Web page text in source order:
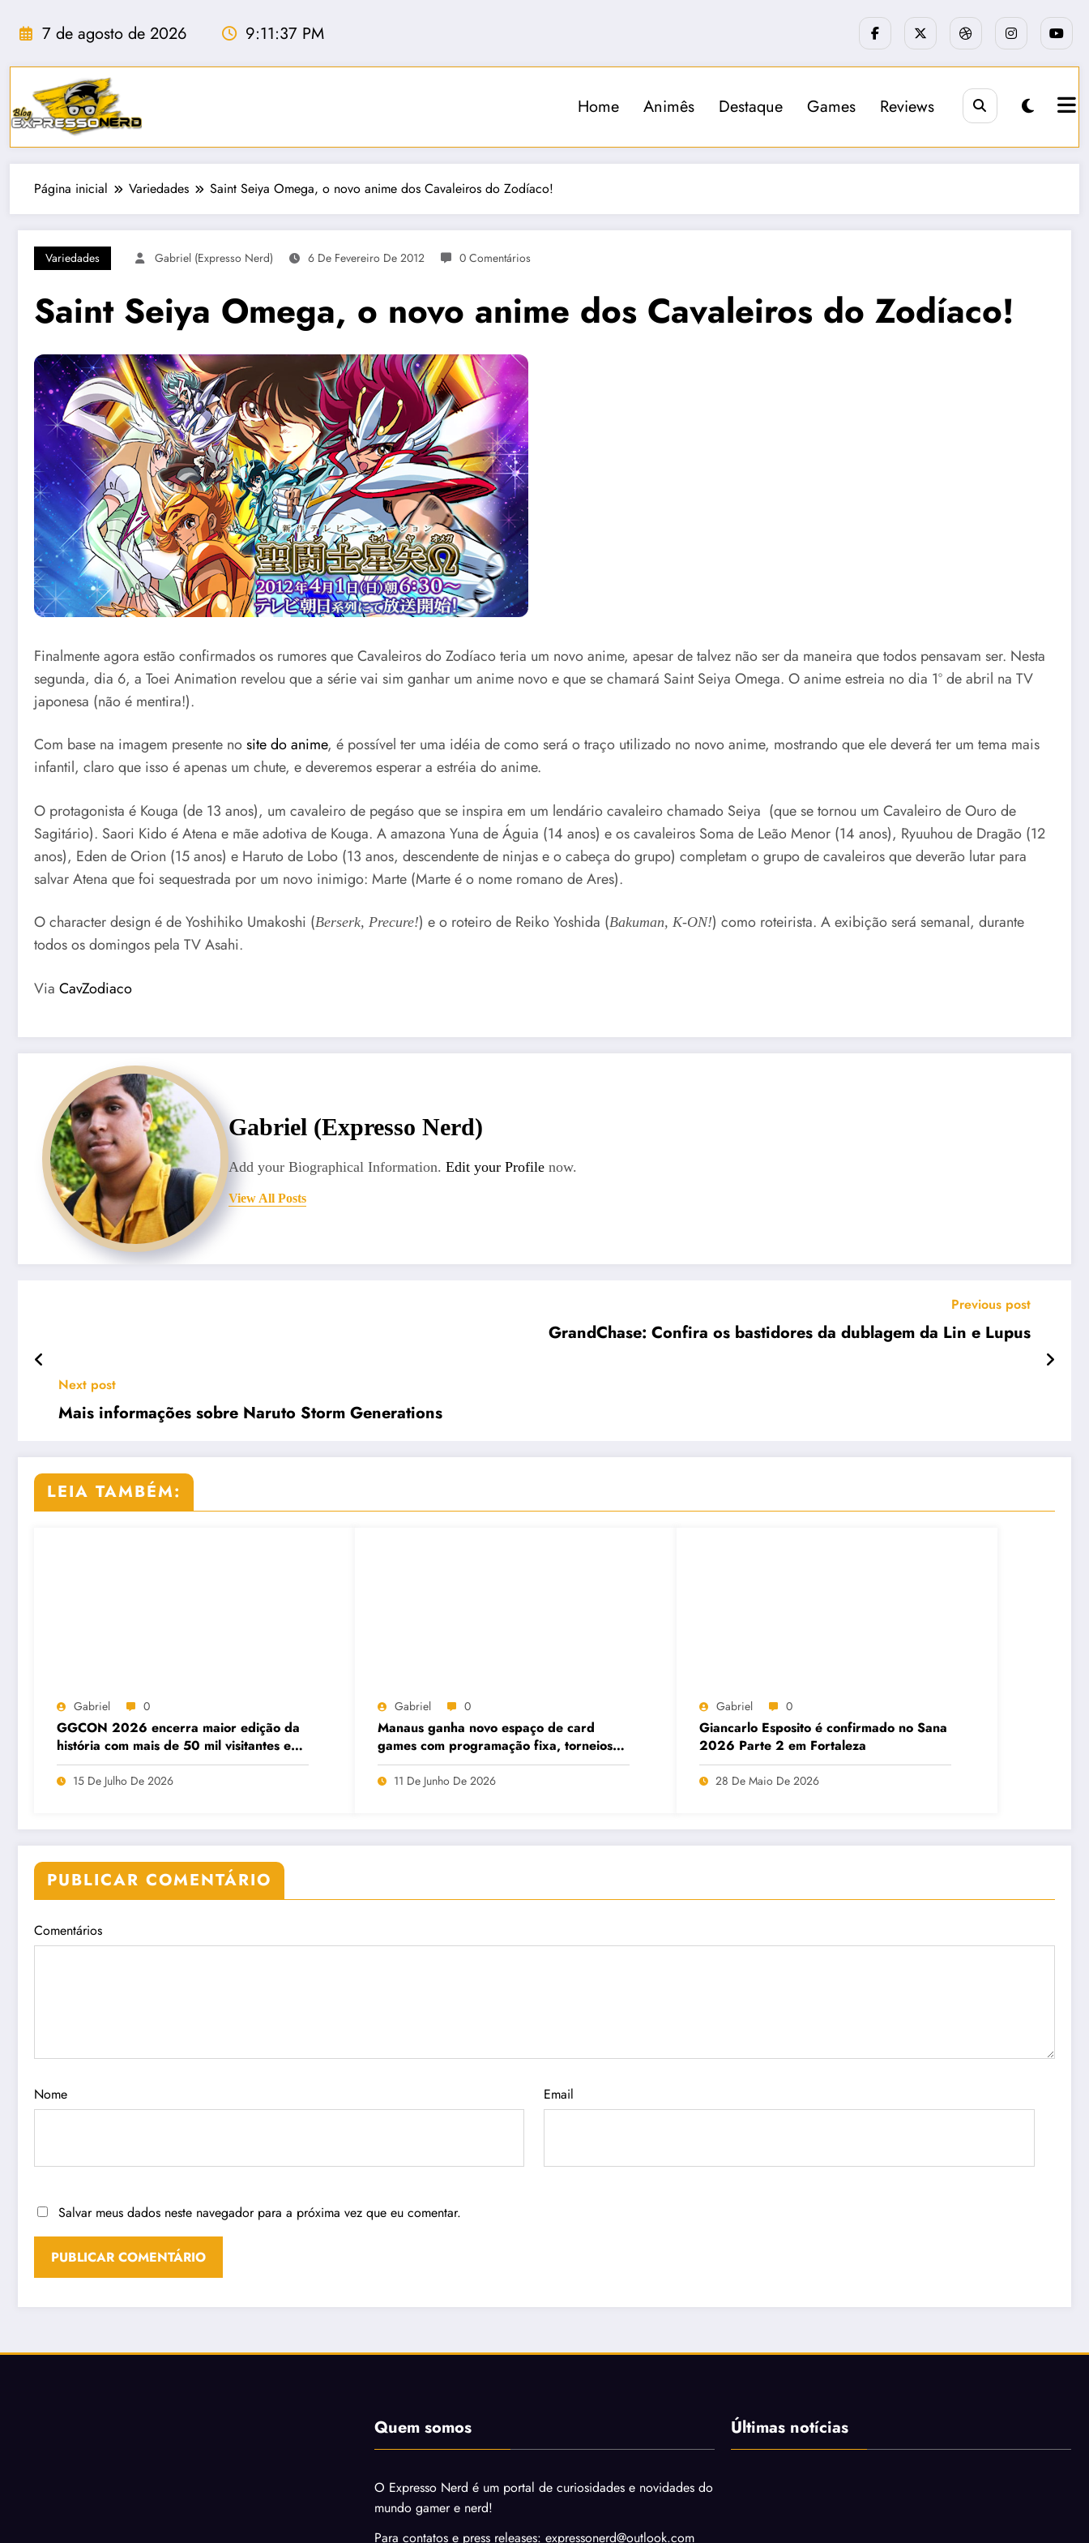
para
conteúdo
7 de agosto de 2026 9:11:38 PM
Home Animês Destaque Games Reviews
Página inicial Variedades Saint Seiya Omega, o novo anime dos Cavaleiros do Zodíaco!
Variedades Gabriel (Expresso Nerd) 6 De Fevereiro De 2012 0 Comentários
Saint Seiya Omega, o novo anime dos Cavaleiros do Zodíaco!
Finalmente agora estão confirmados os rumores que Cavaleiros do Zodíaco teria um novo anime, apesar de talvez não ser da maneira que todos pensavam ser. Nesta
segunda, dia 6, a Toei Animation revelou que a série vai sim ganhar um anime novo e que se chamará Saint Seiya Omega. O anime estreia no dia 1º de abril na TV
japonesa (não é mentira!).
Com base na imagem presente nositedo anime, é possível ter uma idéia de como será o traço utilizado no novo anime, mostrando que ele deverá ter um tema mais
infantil, claro que isso é apenas um chute, e deveremos esperar a estréia do anime.
O protagonista é Kouga (de 13 anos), um cavaleiro de pegáso que se inspira em um lendário cavaleiro chamado Seiya (que se tornou um Cavaleiro de Ouro de
Sagitário). Saori Kido é Atena e mãe adotiva de Kouga. A amazona Yuna de Águia (14 anos) e os cavaleiros Soma de Leão Menor (14 anos), Ryuuhou de Dragão (12
anos), Eden de Orion (15 anos) e Haruto de Lobo (13 anos, descendente de ninjas e o cabeça do grupo) completam o grupo de cavaleiros que deverão lutar para
salvar Atena que foi sequestrada por um novo inimigo: Marte (Marte é o nome romano de Ares).
O character design é de Yoshihiko Umakoshi (Berserk, Precure!) e o roteiro de Reiko Yoshida (Bakuman, K-ON!) como roteirista. A exibição será semanal, durante
todos os domingos pela TV Asahi.
Via CavZodiaco
Gabriel (Expresso Nerd)
Add your Biographical Information. Edit your Profile now.
View All Posts
Previous post
GrandChase: Confira os bastidores da dublagem da Lin e Lupus
Next post
Mais informações sobre Naruto Storm Generations
LEIA TAMBÉM:
Gabriel 0
GGCON 2026 encerra maior edição da
história com mais de 50 mil visitantes e
impacto superior a R$ 5 milhões na
economia
15 De Julho De 2026
Gabriel 0
Manaus ganha novo espaço de card
games com programação fixa, torneios
oficiais e entrada gratuita
11 De Junho De 2026
Gabriel 0
Giancarlo Esposito é confirmado no Sana
2026 Parte 2 em Fortaleza
28 De Maio De 2026
PUBLICAR COMENTÁRIO
Comentários
Nome Email
Salvar meus dados neste navegador para a próxima vez que eu comentar.
Quem somos
O Expresso Nerd é um portal de curiosidades e novidades do
mundo gamer e nerd!
Para contatos e press releases: expressonerd@outlook.com
Últimas notícias